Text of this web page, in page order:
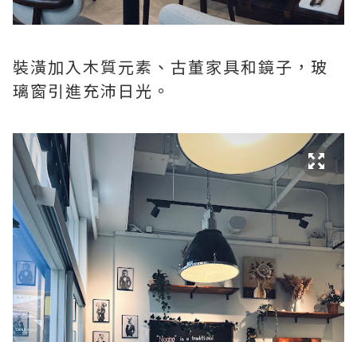
裝潢加入木質元素、古董家具和鏡子，玻
璃窗引進充沛日光。